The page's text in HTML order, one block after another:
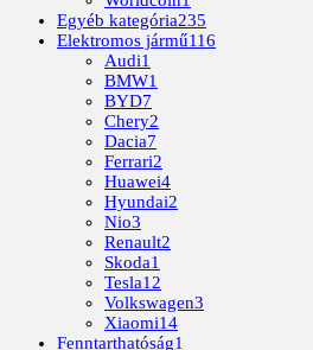
Egyéb kategória235
Elektromos jármű116
Audi1
BMW1
BYD7
Chery2
Dacia7
Ferrari2
Huawei4
Hyundai2
Nio3
Renault2
Skoda1
Tesla12
Volkswagen3
Xiaomi14
Fenntarthatóság1